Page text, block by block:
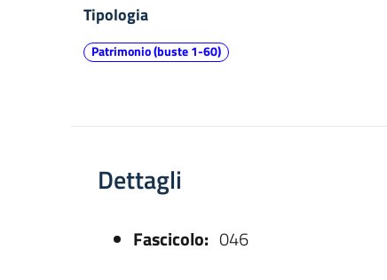
Tipologia
Patrimonio (buste 1-60)
Dettagli
Fascicolo: 046